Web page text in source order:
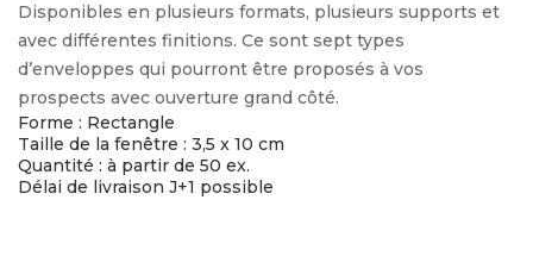
Disponibles en plusieurs formats, plusieurs supports et
avec différentes finitions. Ce sont sept types
d’enveloppes qui pourront être proposés à vos
prospects avec ouverture grand côté.
Forme : Rectangle
Taille de la fenêtre : 3,5 x 10 cm
Quantité : à partir de 50 ex.
Délai de livraison J+1 possible